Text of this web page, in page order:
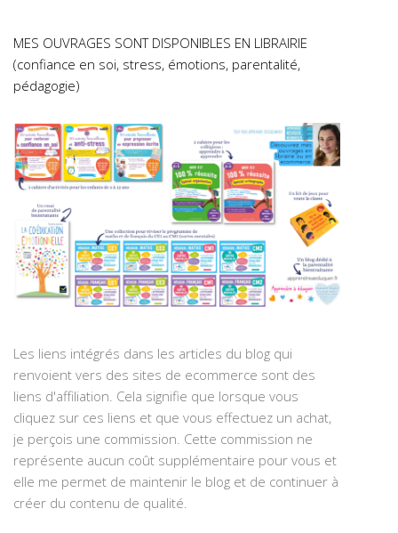
MES OUVRAGES SONT DISPONIBLES EN LIBRAIRIE
(confiance en soi, stress, émotions, parentalité,
pédagogie)
Les liens intégrés dans les articles du blog qui
renvoient vers des sites de ecommerce sont des
liens d'affiliation. Cela signifie que lorsque vous
cliquez sur ces liens et que vous effectuez un achat,
je perçois une commission. Cette commission ne
représente aucun coût supplémentaire pour vous et
elle me permet de maintenir le blog et de continuer à
créer du contenu de qualité.